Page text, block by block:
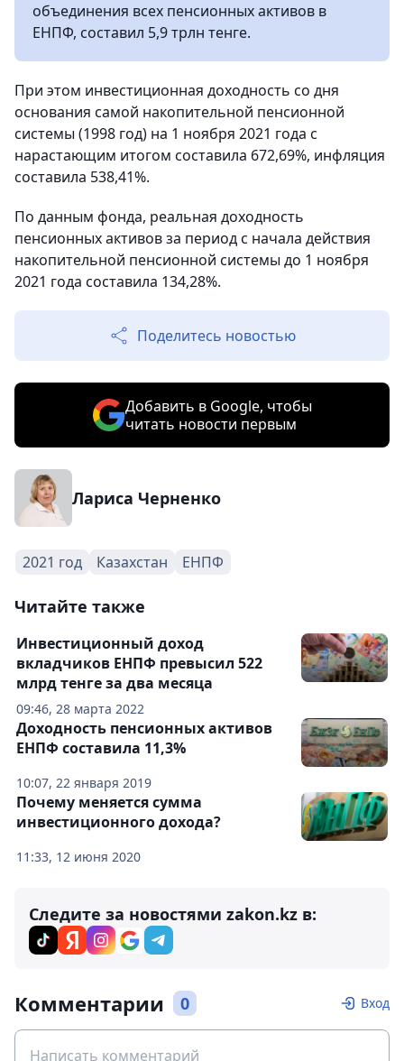
объединения всех пенсионных активов в
ЕНПФ, составил 5,9 трлн тенге.
При этом инвестиционная доходность со дня
основания самой накопительной пенсионной
системы (1998 год) на 1 ноября 2021 года с
нарастающим итогом составила 672,69%, инфляция
составила 538,41%.
По данным фонда, реальная доходность
пенсионных активов за период с начала действия
накопительной пенсионной системы до 1 ноября
2021 года составила 134,28%.
Поделитесь новостью
Добавить в Google, чтобы
читать новости первым
Лариса Черненко
2021 год Казахстан ЕНПФ
Читайте также
09:46, 28 марта 2022
Инвестиционный доход
вкладчиков ЕНПФ превысил 522
млрд тенге за два месяца
10:07, 22 января 2019
Доходность пенсионных активов
ЕНПФ составила 11,3%
11:33, 12 июня 2020
Почему меняется сумма
инвестиционного дохода?
Следите за новостями zakon.kz в:
Комментарии 0 Вход